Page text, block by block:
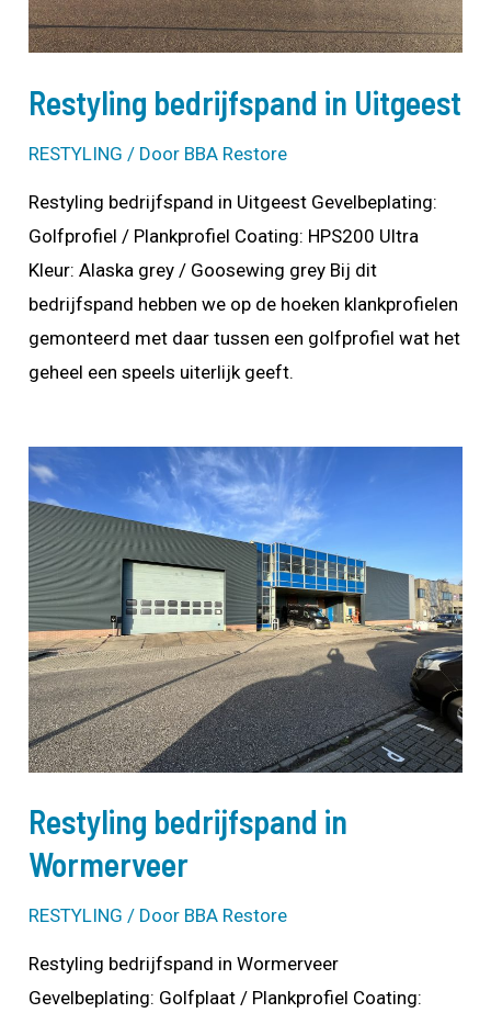
Restyling bedrijfspand in Uitgeest
RESTYLING / Door BBA Restore
Restyling bedrijfspand in Uitgeest Gevelbeplating:
Golfprofiel / Plankprofiel Coating: HPS200 Ultra
Kleur: Alaska grey / Goosewing grey Bij dit
bedrijfspand hebben we op de hoeken klankprofielen
gemonteerd met daar tussen een golfprofiel wat het
geheel een speels uiterlijk geeft.
Restyling bedrijfspand in
Wormerveer
RESTYLING / Door BBA Restore
Restyling bedrijfspand in Wormerveer
Gevelbeplating: Golfplaat / Plankprofiel Coating: